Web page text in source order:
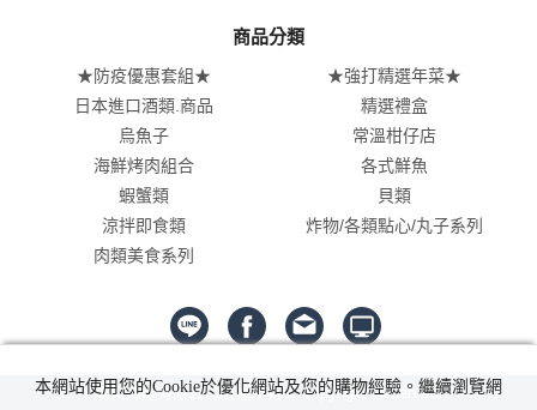
商品分類
★防疫優惠套組★
★強打精選年菜★
日本進口酒類.商品
精選禮盒
烏魚子
常溫柑仔店
海鮮烤肉組合
各式鮮魚
蝦蟹類
貝類
涼拌即食類
炸物/各類點心/丸子系列
肉類美食系列
鰲興漁產有限公司版權所有 © copyright Reserved.
本網站使用您的Cookie於優化網站及您的購物經驗。繼續瀏覽網